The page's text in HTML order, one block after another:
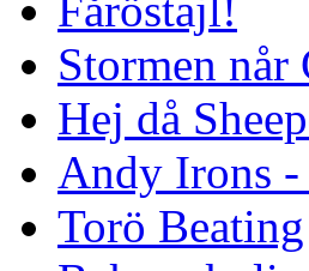
Stormen når
Hej då
Andy Irons -
Torö Beating